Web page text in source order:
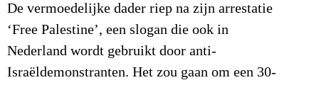
De vermoedelijke dader riep na zijn arrestatie
‘Free Palestine’, een slogan die ook in
Nederland wordt gebruikt door anti-
Israëldemonstranten. Het zou gaan om een 30-